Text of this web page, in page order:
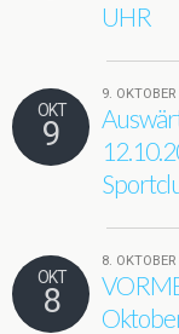
UHR
OKT
9
9.
OKT
8
8.